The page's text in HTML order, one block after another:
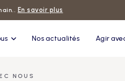
En savoir plus
Nos actualités Agir
NOUS